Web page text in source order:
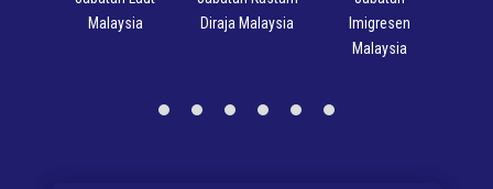
Malaysia
Diraja Malaysia
Imigresen
Malaysia